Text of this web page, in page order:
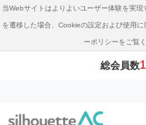
当Webサイトはよりよいユーザー体験を実
を遷移した場合、Cookieの設定および使用
ーポリシーをご覧
総会員数